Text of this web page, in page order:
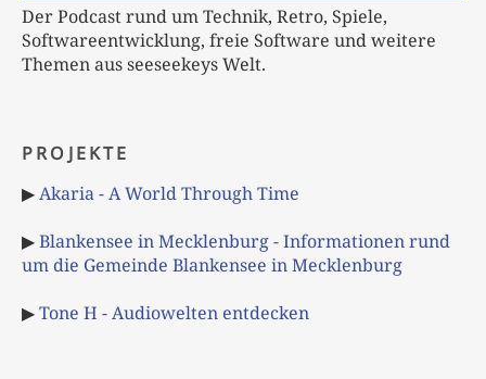
Der Podcast rund um Technik, Retro, Spiele,
Softwareentwicklung, freie Software und weitere
Themen aus seeseekeys Welt.
PROJEKTE
▶Akaria - A World Through Time
▶Blankensee in Mecklenburg - Informationen rund
um die Gemeinde Blankensee in Mecklenburg
▶Tone H - Audiowelten entdecken